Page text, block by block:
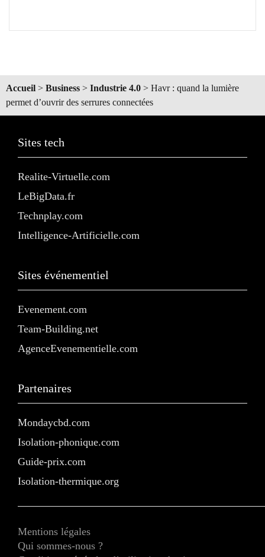
Accueil > Business > Industrie 4.0 > Havr : quand la lumière
permet d’ouvrir des serrures connectées
Sites tech
Realite-Virtuelle.com
LeBigData.fr
Technplay.com
Intelligence-Artificielle.com
Sites événementiel
Evenement.com
Team-Building.net
AgenceEvenementielle.com
Partenaires
Mondaycbd.com
Isolation-phonique.com
Guide-prix.com
Isolation-thermique.org
Mentions légales
Qui sommes-nous ?